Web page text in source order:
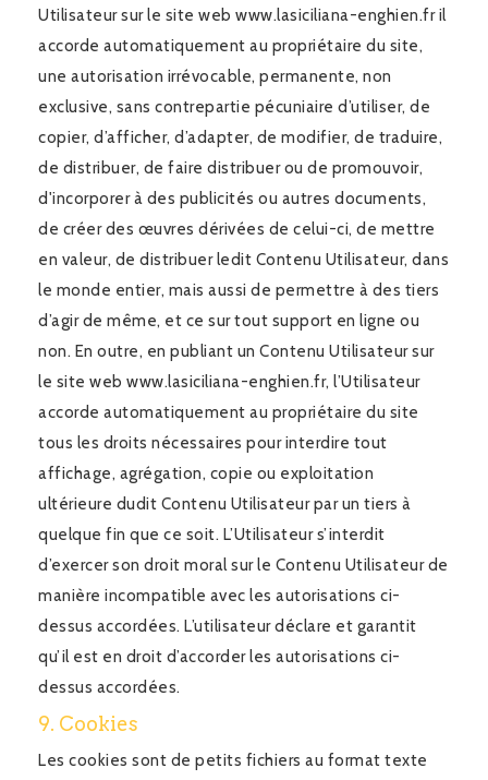
Utilisateur sur le site web www.lasiciliana-enghien.fr il
accorde automatiquement au propriétaire du site,
une autorisation irrévocable, permanente, non
exclusive, sans contrepartie pécuniaire d’utiliser, de
copier, d’afficher, d’adapter, de modifier, de traduire,
de distribuer, de faire distribuer ou de promouvoir,
d'incorporer à des publicités ou autres documents,
de créer des œuvres dérivées de celui-ci, de mettre
en valeur, de distribuer ledit Contenu Utilisateur, dans
le monde entier, mais aussi de permettre à des tiers
d’agir de même, et ce sur tout support en ligne ou
non. En outre, en publiant un Contenu Utilisateur sur
le site web www.lasiciliana-enghien.fr, l’Utilisateur
accorde automatiquement au propriétaire du site
tous les droits nécessaires pour interdire tout
affichage, agrégation, copie ou exploitation
ultérieure dudit Contenu Utilisateur par un tiers à
quelque fin que ce soit. L’Utilisateur s’interdit
d’exercer son droit moral sur le Contenu Utilisateur de
manière incompatible avec les autorisations ci-
dessus accordées. L’utilisateur déclare et garantit
qu’il est en droit d’accorder les autorisations ci-
dessus accordées.
9. Cookies
Les cookies sont de petits fichiers au format texte